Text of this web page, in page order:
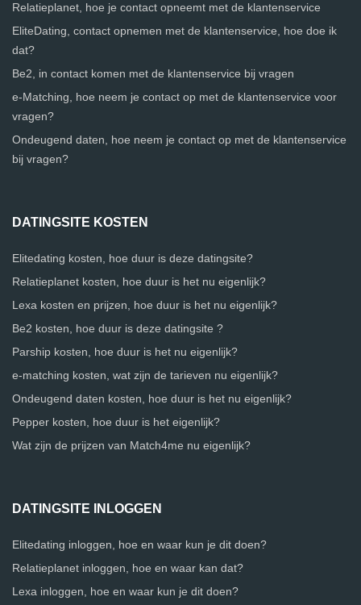
Relatieplanet, hoe je contact opneemt met de klantenservice
EliteDating, contact opnemen met de klantenservice, hoe doe ik
dat?
Be2, in contact komen met de klantenservice bij vragen
e-Matching, hoe neem je contact op met de klantenservice voor
vragen?
Ondeugend daten, hoe neem je contact op met de klantenservice
bij vragen?
DATINGSITE KOSTEN
Elitedating kosten, hoe duur is deze datingsite?
Relatieplanet kosten, hoe duur is het nu eigenlijk?
Lexa kosten en prijzen, hoe duur is het nu eigenlijk?
Be2 kosten, hoe duur is deze datingsite ?
Parship kosten, hoe duur is het nu eigenlijk?
e-matching kosten, wat zijn de tarieven nu eigenlijk?
Ondeugend daten kosten, hoe duur is het nu eigenlijk?
Pepper kosten, hoe duur is het eigenlijk?
Wat zijn de prijzen van Match4me nu eigenlijk?
DATINGSITE INLOGGEN
Elitedating inloggen, hoe en waar kun je dit doen?
Relatieplanet inloggen, hoe en waar kan dat?
Lexa inloggen, hoe en waar kun je dit doen?